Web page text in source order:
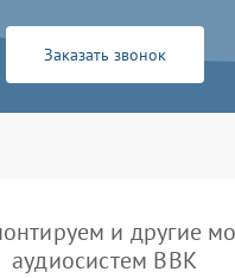
Заказать звонок
и другие
аудиосистем BBK